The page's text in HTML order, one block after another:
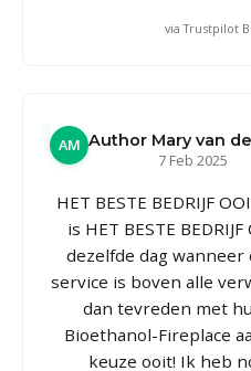
via Trustpilot
AM Author Mary van
7 Feb 2025
HET BESTE BEDRIJF
is HET BESTE
dezelfde dag
service is boven alle
dan tevreden met
Bioethanol-Fireplace
keuze ooit! Ik heb